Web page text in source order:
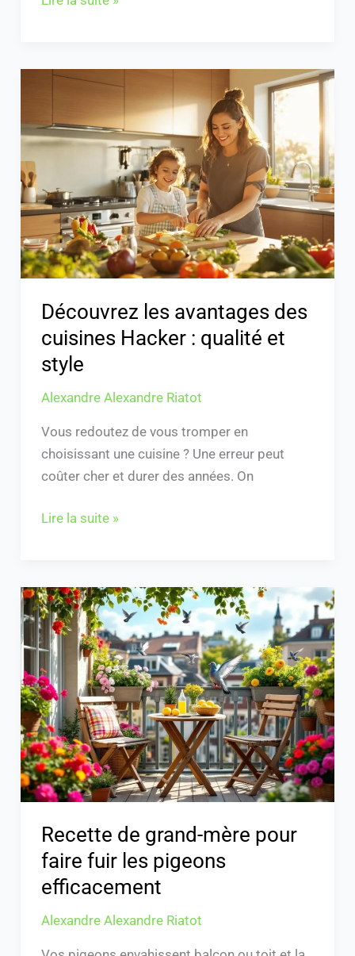
Découvrez les avantages des
cuisines Hacker : qualité et
style
Alexandre Alexandre Riatot
Vous redoutez de vous tromper en
choisissant une cuisine ? Une erreur peut
coûter cher et durer des années. On
Découvrez
avantages
des
Hacker
:
qualité
et
style
Lire la suite »
Recette de grand-mère pour
faire fuir les pigeons
efficacement
Alexandre Alexandre Riatot
Recette
de
grand-
mère
pour
faire
fuir
les
pigeons
efficacement